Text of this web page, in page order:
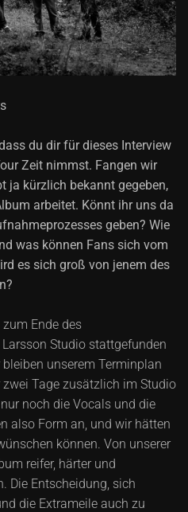
du dir für dieses Interview
Zeit nimmst. Fangen wir
ja kürzlich bekannt gegeben,
arbeitet. Könnt ihr uns da
geben? Wie
was können Fans sich vom
es sich groß von jenem des
Ende des
Studio stattgefunden
unserem Terminplan
Tage zusätzlich im Studio
noch die Vocals und die
also Form an, und wir hätten
können. Von unserer
reifer, härter und
Die Entscheidung, sich
die Extrameile auch zu